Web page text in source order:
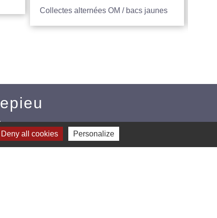
Collectes alternées OM / bacs jaunes
Deny all cookies Personalize